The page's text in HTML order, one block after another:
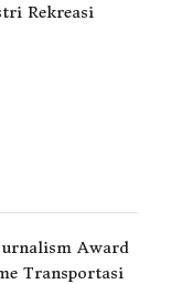
Rekreasi
Award
Transportasi